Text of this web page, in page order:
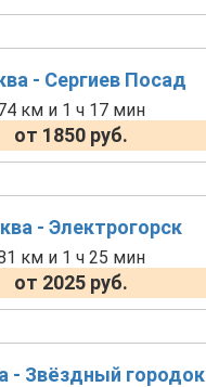
- Сергиев Посад
км и 1 ч 17 мин
от 1850 руб.
- Электрогорск
км и 1 ч 25 мин
от 2025 руб.
- Звёздный городок